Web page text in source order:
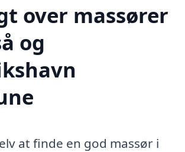
over massører
og
at finde en god massør i